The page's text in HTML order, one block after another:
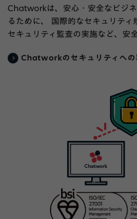
Chatworkは、安心・安全なビジ
るために、 国際的なセキュリティ
セキュリティ監査の実施など、安
Chatworkのセキュリティへの